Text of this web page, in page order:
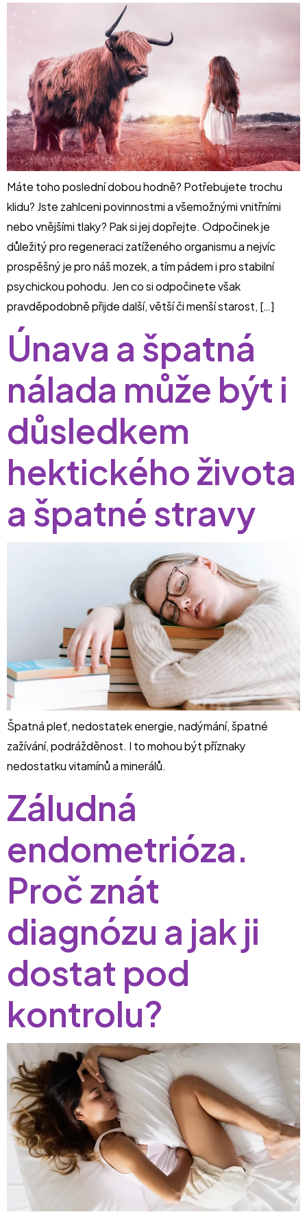
Máte toho poslední dobou hodně? Potřebujete trochu
klidu? Jste zahlceni povinnostmi a všemožnými vnitřními
nebo vnějšími tlaky? Pak si jej dopřejte. Odpočinek je
důležitý pro regeneraci zatíženého organismu a nejvíc
prospěšný je pro náš mozek, a tím pádem i pro stabilní
psychickou pohodu. Jen co si odpočinete však
pravděpodobně přijde další, větší či menší starost, […]
Únava a špatná
nálada může být i
důsledkem
hektického života
a špatné stravy
Špatná pleť, nedostatek energie, nadýmání, špatné
zažívání, podrážděnost. I to mohou být příznaky
nedostatku vitamínů a minerálů.
Záludná
endometrióza.
Proč znát
diagnózu a jak ji
dostat pod
kontrolu?